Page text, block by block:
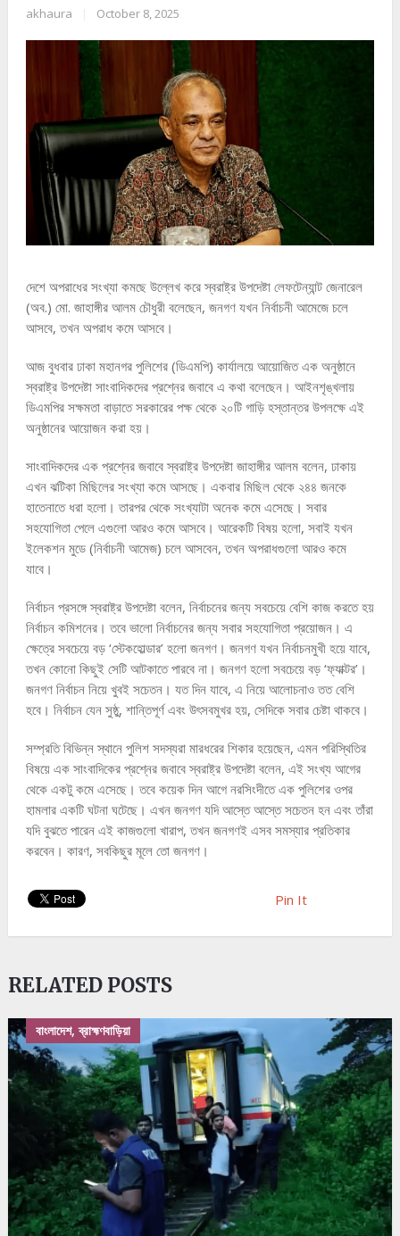
akhaura October 8, 2025
দেশে অপরাধের সংখ্যা কমছে উল্লেখ করে স্বরাষ্ট্র উপদেষ্টা লেফটেন্যান্ট জেনারেল
(অব.) মো. জাহাঙ্গীর আলম চৌধুরী বলেছেন, জনগণ যখন নির্বাচনী আমেজে চলে
আসবে, তখন অপরাধ কমে আসবে।
আজ বুধবার ঢাকা মহানগর পুলিশের (ডিএমপি) কার্যালয়ে আয়োজিত এক অনুষ্ঠানে
স্বরাষ্ট্র উপদেষ্টা সাংবাদিকদের প্রশ্নের জবাবে এ কথা বলেছেন। আইনশৃঙ্খলায়
ডিএমপির সক্ষমতা বাড়াতে সরকারের পক্ষ থেকে ২০টি গাড়ি হস্তান্তর উপলক্ষে এই
অনুষ্ঠানের আয়োজন করা হয়।
সাংবাদিকদের এক প্রশ্নের জবাবে স্বরাষ্ট্র উপদেষ্টা জাহাঙ্গীর আলম বলেন, ঢাকায়
এখন ঝটিকা মিছিলের সংখ্যা কমে আসছে। একবার মিছিল থেকে ২৪৪ জনকে
হাতেনাতে ধরা হলো। তারপর থেকে সংখ্যাটা অনেক কমে এসেছে। সবার
সহযোগিতা পেলে এগুলো আরও কমে আসবে। আরেকটি বিষয় হলো, সবাই যখন
ইলেকশন মুডে (নির্বাচনী আমেজ) চলে আসবেন, তখন অপরাধগুলো আরও কমে
যাবে।
নির্বাচন প্রসঙ্গে স্বরাষ্ট্র উপদেষ্টা বলেন, নির্বাচনের জন্য সবচেয়ে বেশি কাজ করতে হয়
নির্বাচন কমিশনের। তবে ভালো নির্বাচনের জন্য সবার সহযোগিতা প্রয়োজন। এ
ক্ষেত্রে সবচেয়ে বড় ‘স্টেকহোল্ডার’ হলো জনগণ। জনগণ যখন নির্বাচনমুখী হয়ে যাবে,
তখন কোনো কিছুই সেটি আটকাতে পারবে না। জনগণ হলো সবচেয়ে বড় ‘ফ্যাক্টর’।
জনগণ নির্বাচন নিয়ে খুবই সচেতন। যত দিন যাবে, এ নিয়ে আলোচনাও তত বেশি
হবে। নির্বাচন যেন সুষ্ঠু, শান্তিপূর্ণ এবং উৎসবমুখর হয়, সেদিকে সবার চেষ্টা থাকবে।
সম্প্রতি বিভিন্ন স্থানে পুলিশ সদস্যরা মারধরের শিকার হয়েছেন, এমন পরিস্থিতির
বিষয়ে এক সাংবাদিকের প্রশ্নের জবাবে স্বরাষ্ট্র উপদেষ্টা বলেন, এই সংখ্য আগের
থেকে একটু কমে এসেছে। তবে কয়েক দিন আগে নরসিংদীতে এক পুলিশের ওপর
হামলার একটি ঘটনা ঘটেছে। এখন জনগণ যদি আস্তে আস্তে সচেতন হন এবং তাঁরা
যদি বুঝতে পারেন এই কাজগুলো খারাপ, তখন জনগণই এসব সমস্যার প্রতিকার
করবেন। কারণ, সবকিছুর মূলে তো জনগণ।
Pin It
RELATED POSTS
বাংলাদেশ, ব্রাহ্মণবাড়িয়া